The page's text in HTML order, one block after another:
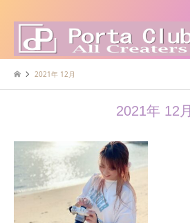
2021年 12月
2021年 12月